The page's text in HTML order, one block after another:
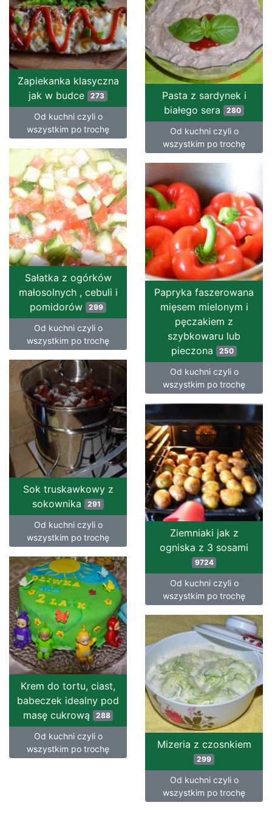
Zapiekanka klasyczna
jak w budce 273
Od kuchni czyli o
wszystkim po trochę
Pasta z sardynek i
białego sera 280
Od kuchni czyli o
wszystkim po trochę
Sałatka z ogórków
małosolnych , cebuli i
pomidorów 299
Od kuchni czyli o
wszystkim po trochę
Papryka faszerowana
mięsem mielonym i
pęczakiem z
szybkowaru lub
pieczona 250
Od kuchni czyli o
wszystkim po trochę
Sok truskawkowy z
sokownika 291
Od kuchni czyli o
wszystkim po trochę
Ziemniaki jak z
ogniska z 3 sosami
9724
Od kuchni czyli o
wszystkim po trochę
Krem do tortu, ciast,
babeczek idealny pod
masę cukrową
288
Od kuchni czyli o
wszystkim po trochę
Mizeria z czosnkiem
299
Od kuchni czyli o
wszystkim po trochę